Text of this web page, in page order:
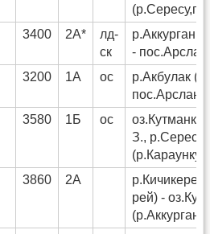
3400 2А*
лд-
ск
р.Аккурган
-
3200 1А ос
р.Акбулак
3580 1Б ос
З., р.Сересу)
3860 2А
р.Кичикерей
рей) -
(р.Аккурган,